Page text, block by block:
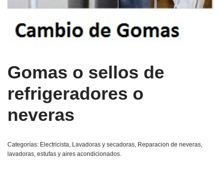
Gomas o sellos de
refrigeradores o
neveras
Categorías: Electricista Lavadoras y secadoras Reparacion de neveras,
lavadoras, estufas y aires acondicionados.